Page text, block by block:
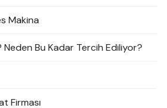
Makina
Bu Kadar Tercih Ediliyor?
Firması